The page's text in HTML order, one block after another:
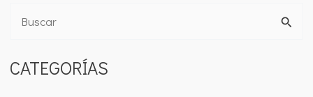
s
CATEGORÍAS